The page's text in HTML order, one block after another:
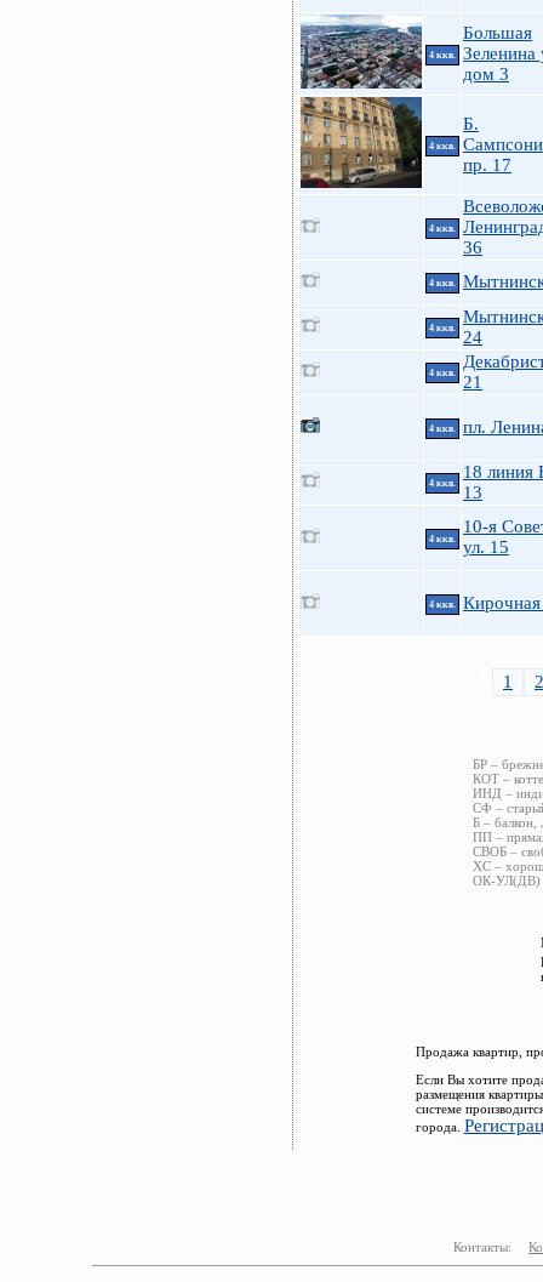
4 ккв.
Большая
Зеленина
дом 3
4 ккв.
Б.
пр. 17
4 ккв.
36
4 ккв.
4 ккв.
24
4 ккв.
21
4 ккв. пл.
4 ккв.
18 линия
13
4 ккв.
10-я
ул. 15
4 ккв.
1 2
БР –
КОТ –
ИНД –
СФ –
Б – балкон,
ПП –
СВОБ –
ХС –
ОК-УЛ(ДВ)
Продажа квартир,
Если Вы хотите
размещения
системе
города.
Контакты: